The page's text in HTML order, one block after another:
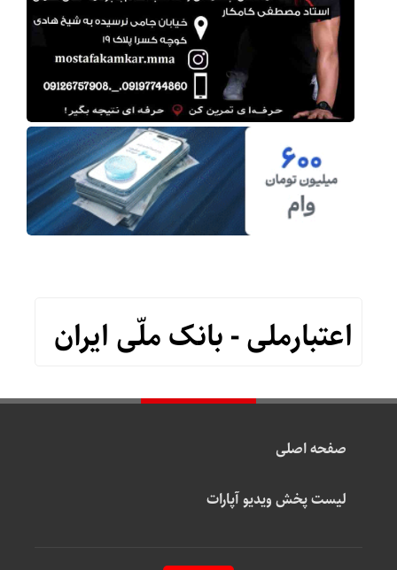
اعتبارملی - بانک ملّی ایران
صفحه اصلی
لیست پخش ویدیو آپارات